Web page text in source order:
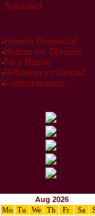
Sociedad
· Homilia Dominical
· Hablan los Obispos
· Fe y Razón
· Reflexion en libertad
·Colaboraciones
Aug 2026
Mo
Tu We Th Fr Sa